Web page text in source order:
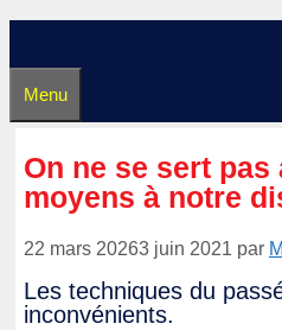
Menu
On ne se sert pas
moyens à notre
22 mars 20263 juin 2021 par
Les techniques du
inconvénients.